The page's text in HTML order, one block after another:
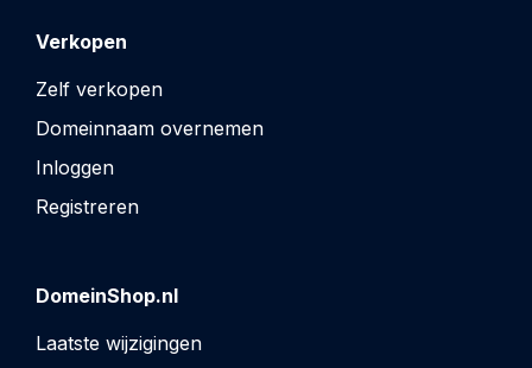
Verkopen
Zelf verkopen
Domeinnaam overnemen
Inloggen
Registreren
DomeinShop.nl
Laatste wijzigingen